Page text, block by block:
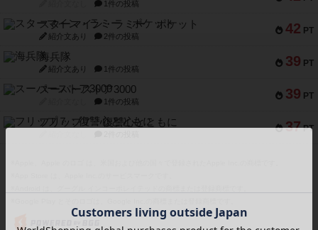
1件の投稿
42 PT
スターマイン・ラミー ポケット
紹介文あり 2件の投稿
39 PT
海兵隊
紹介文あり 1件の投稿
39 PT
スーパーストア3000
1件の投稿
37 PT
フリップ７：復讐心とともに